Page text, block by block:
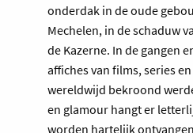
onderdak in de oude
Mechelen, in de schaduw
de Kazerne. In de gangen
affiches van films, series
wereldwijd bekroond
en glamour hangt er
worden hartelijk